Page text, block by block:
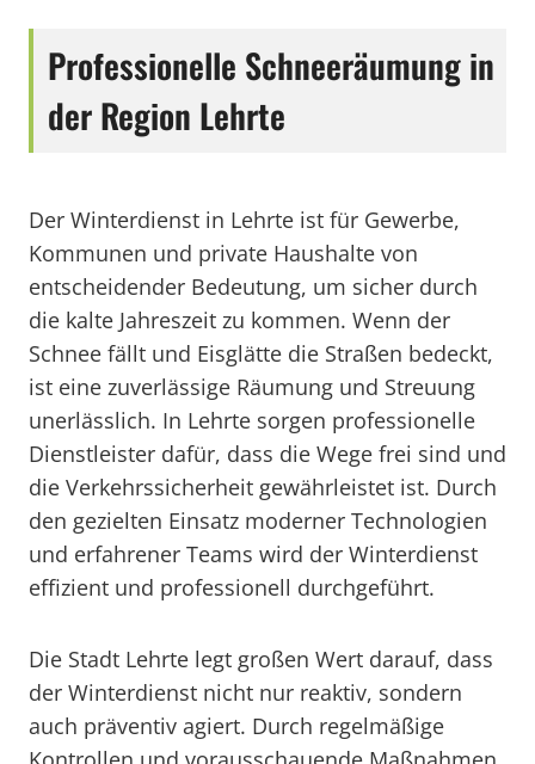
Professionelle Schneeräumung in
der Region Lehrte
Der Winterdienst in Lehrte ist für Gewerbe,
Kommunen und private Haushalte von
entscheidender Bedeutung, um sicher durch
die kalte Jahreszeit zu kommen. Wenn der
Schnee fällt und Eisglätte die Straßen bedeckt,
ist eine zuverlässige Räumung und Streuung
unerlässlich. In Lehrte sorgen professionelle
Dienstleister dafür, dass die Wege frei sind und
die Verkehrssicherheit gewährleistet ist. Durch
den gezielten Einsatz moderner Technologien
und erfahrener Teams wird der Winterdienst
effizient und professionell durchgeführt.
Die Stadt Lehrte legt großen Wert darauf, dass
der Winterdienst nicht nur reaktiv, sondern
auch präventiv agiert. Durch regelmäßige